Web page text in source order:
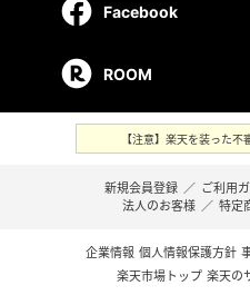
Facebook
ROOM
【注意】楽天を装った
新規会員登録 ／ ご利用
法人のお客様 ／ 特定
企業情報 個人情報保護方針
楽天市場トップ 楽天の